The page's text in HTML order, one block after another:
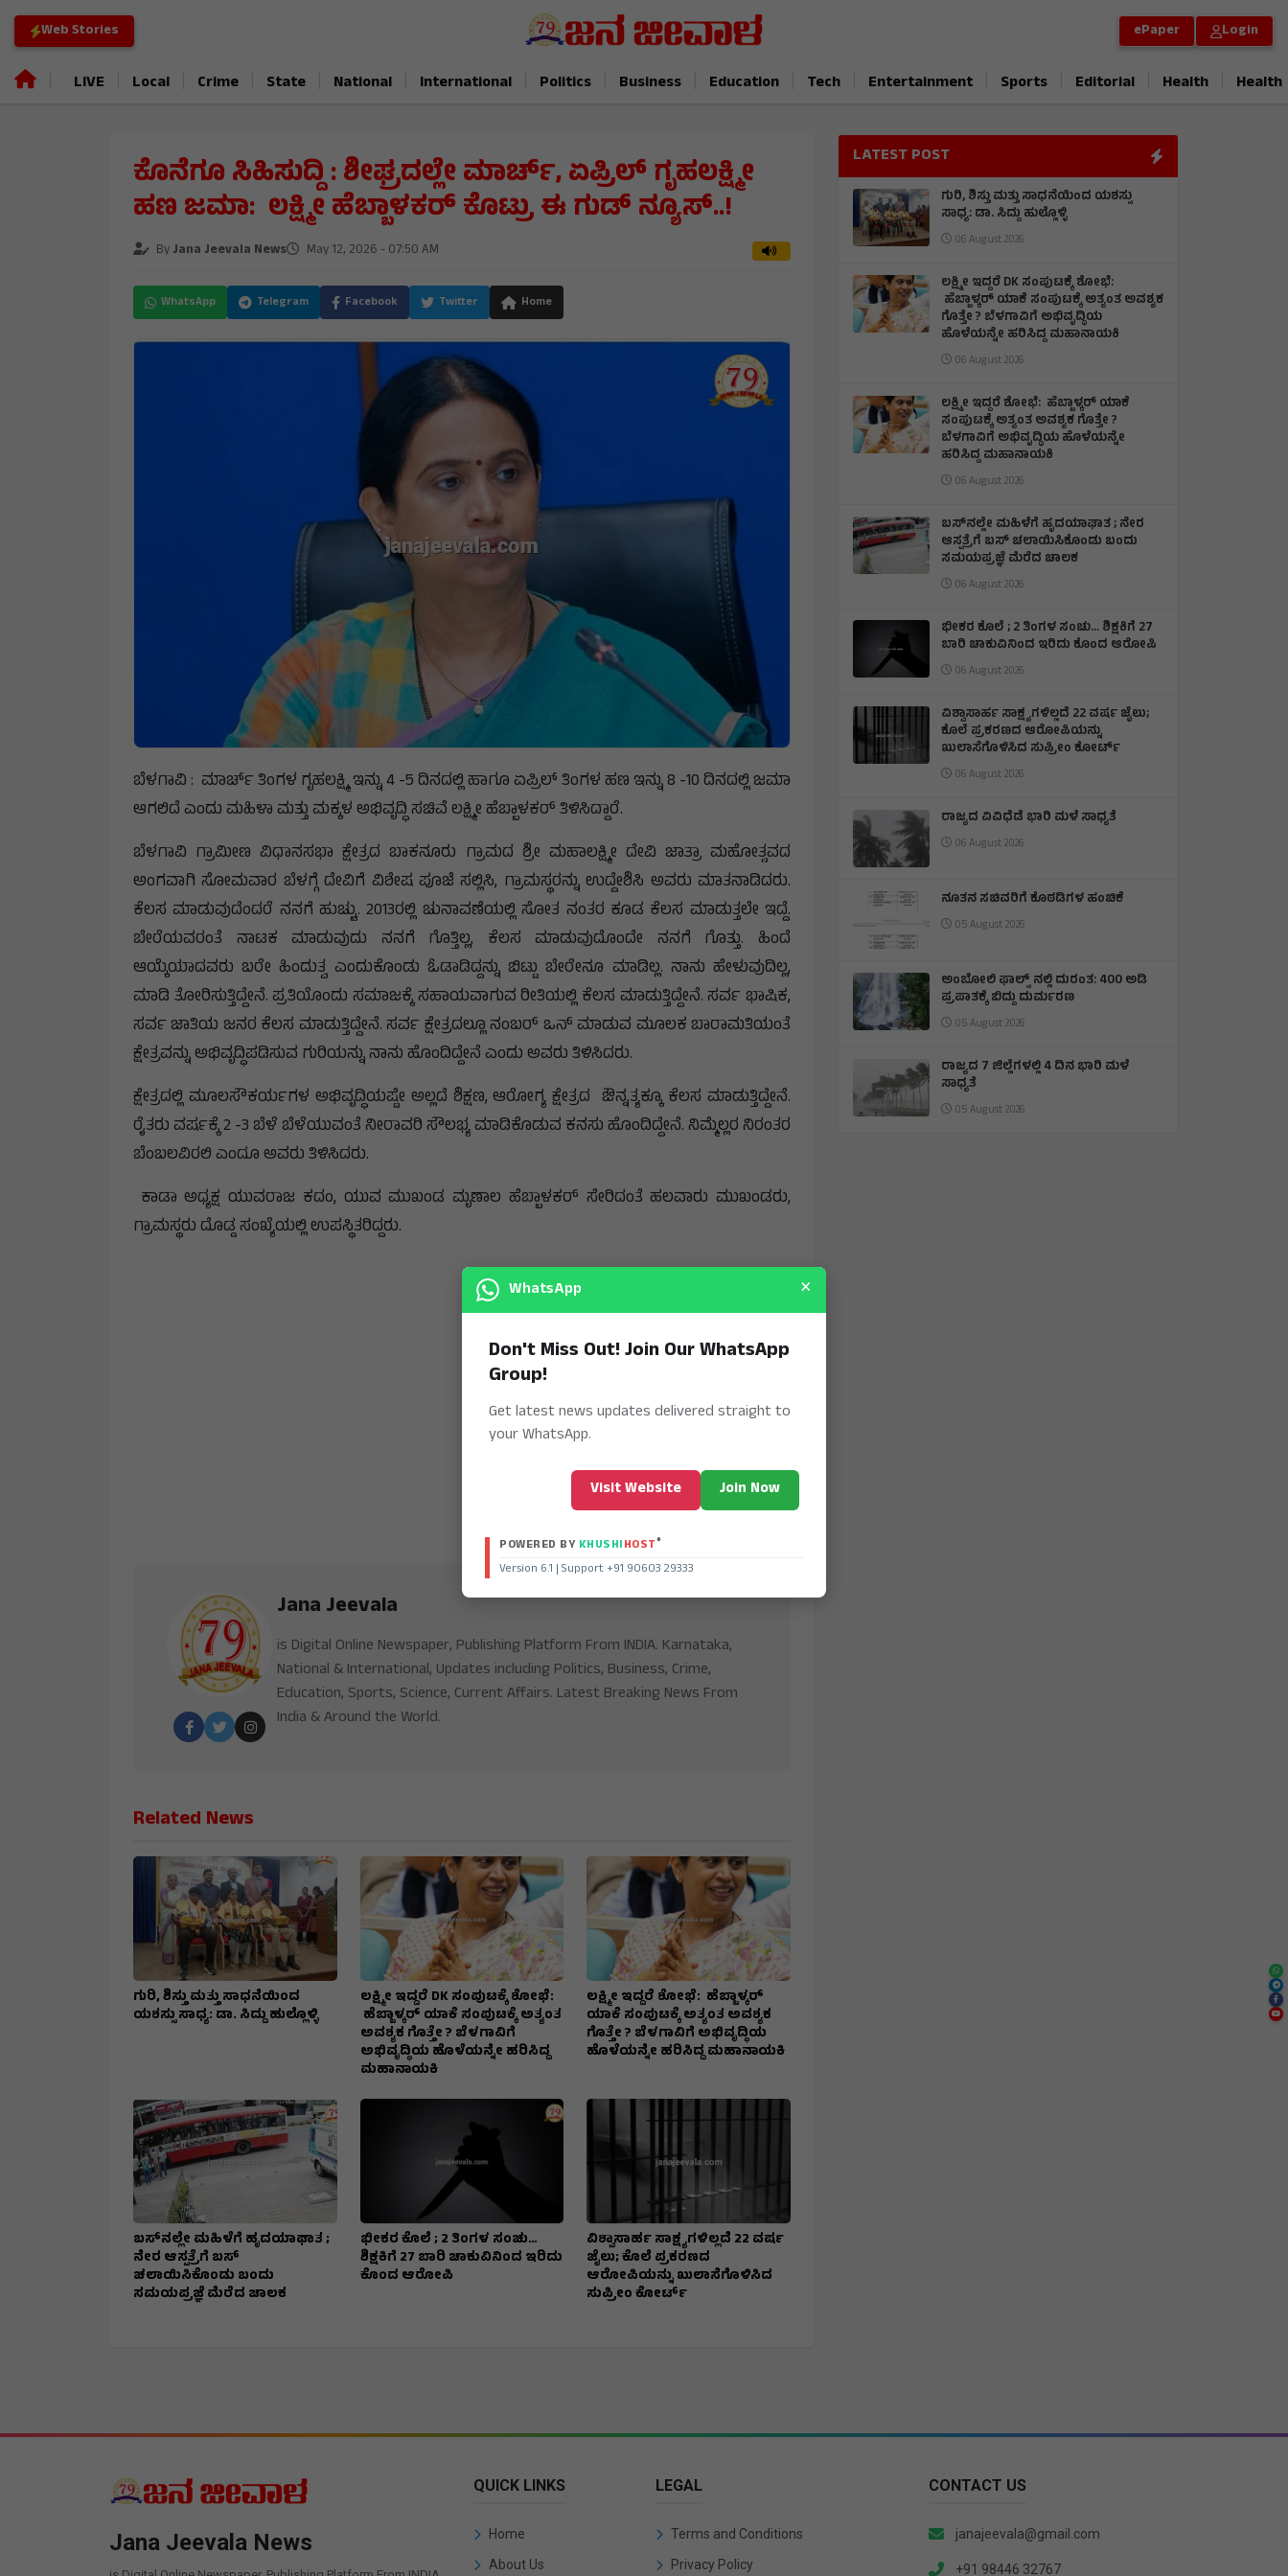
Web Stories ePaper Login
LIVE Local Crime State National International Politics Business Education Tech Entertainment Sports Editorial Health Health
ಕೊನೆಗೂ ಸಿಹಿಸುದ್ದಿ : ಶೀಘ್ರದಲ್ಲೇ ಮಾರ್ಚ್, ಏಪ್ರಿಲ್ ಗೃಹಲಕ್ಷ್ಮೀ
ಹಣ ಜಮಾ: ಲಕ್ಷ್ಮೀ ಹೆಬ್ಬಾಳಕರ್ ಕೊಟ್ರು ಈ ಗುಡ್ ನ್ಯೂಸ್..!
ByJana Jeevala News May 12, 2026 - 07:50 AM
WhatsApp Telegram Facebook Twitter Home
ಬೆಳಗಾವಿ : ಮಾರ್ಚ್ ತಿಂಗಳ ಗೃಹಲಕ್ಷ್ಮಿ ಇನ್ನು 4 -5 ದಿನದಲ್ಲಿ ಹಾಗೂ ಏಪ್ರಿಲ್ ತಿಂಗಳ ಹಣ ಇನ್ನು 8 -10 ದಿನದಲ್ಲಿ ಜಮಾ
ಆಗಲಿದೆ ಎಂದು ಮಹಿಳಾ ಮತ್ತು ಮಕ್ಕಳ ಅಭಿವೃದ್ಧಿ ಸಚಿವೆ ಲಕ್ಷ್ಮೀ ಹೆಬ್ಬಾಳಕರ್ ತಿಳಿಸಿದ್ದಾರೆ.
ಬೆಳಗಾವಿ ಗ್ರಾಮೀಣ ವಿಧಾನಸಭಾ ಕ್ಷೇತ್ರದ ಬಾಕನೂರು ಗ್ರಾಮದ ಶ್ರೀ ಮಹಾಲಕ್ಷ್ಮೀ ದೇವಿ ಜಾತ್ರಾ ಮಹೋತ್ಸವದ
ಅಂಗವಾಗಿ ಸೋಮವಾರ ಬೆಳಗ್ಗೆ ದೇವಿಗೆ ವಿಶೇಷ ಪೂಜೆ ಸಲ್ಲಿಸಿ, ಗ್ರಾಮಸ್ಥರನ್ನು ಉದ್ದೇಶಿಸಿ ಅವರು ಮಾತನಾಡಿದರು.
ಕೆಲಸ ಮಾಡುವುದೆಂದರೆ ನನಗೆ ಹುಚ್ಚು. 2013ರಲ್ಲಿ ಚುನಾವಣೆಯಲ್ಲಿ ಸೋತ ನಂತರ ಕೂಡ ಕೆಲಸ ಮಾಡುತ್ತಲೇ ಇದ್ದೆ.
ಬೇರೆಯವರಂತೆ ನಾಟಕ ಮಾಡುವುದು ನನಗೆ ಗೊತ್ತಿಲ್ಲ, ಕೆಲಸ ಮಾಡುವುದೊಂದೇ ನನಗೆ ಗೊತ್ತು. ಹಿಂದೆ
ಆಯ್ಕೆಯಾದವರು ಬರೇ ಹಿಂದುತ್ವ ಎಂದುಕೊಂಡು ಓಡಾಡಿದ್ದನ್ನು ಬಿಟ್ಟು ಬೇರೇನೂ ಮಾಡಿಲ್ಲ. ನಾನು ಹೇಳುವುದಿಲ್ಲ,
ಮಾಡಿ ತೋರಿಸುತ್ತಿದ್ದೇನೆ. ಪ್ರತಿಯೊಂದು ಸಮಾಜಕ್ಕೆ ಸಹಾಯವಾಗುವ ರೀತಿಯಲ್ಲಿ ಕೆಲಸ ಮಾಡುತ್ತಿದ್ದೇನೆ. ಸರ್ವ ಭಾಷಿಕ,
ಸರ್ವ ಜಾತಿಯ ಜನರ ಕೆಲಸ ಮಾಡುತ್ತಿದ್ದೇನೆ. ಸರ್ವ ಕ್ಷೇತ್ರದಲ್ಲೂ ನಂಬರ್ ಒನ್ ಮಾಡುವ ಮೂಲಕ ಬಾರಾಮತಿಯಂತೆ
ಕ್ಷೇತ್ರವನ್ನು ಅಭಿವೃದ್ಧಿಪಡಿಸುವ ಗುರಿಯನ್ನು ನಾನು ಹೊಂದಿದ್ದೇನೆ ಎಂದು ಅವರು ತಿಳಿಸಿದರು.
ಕ್ಷೇತ್ರದಲ್ಲಿ ಮೂಲಸೌಕರ್ಯಗಳ ಅಭಿವೃದ್ಧಿಯಷ್ಟೇ ಅಲ್ಲದೆ ಶಿಕ್ಷಣ, ಆರೋಗ್ಯ ಕ್ಷೇತ್ರದ ಔನ್ನತ್ಯಕ್ಕೂ ಕೆಲಸ ಮಾಡುತ್ತಿದ್ದೇನೆ.
ರೈತರು ವರ್ಷಕ್ಕೆ 2 -3 ಬೆಳೆ ಬೆಳೆಯುವಂತೆ ನೀರಾವರಿ ಸೌಲಭ್ಯ ಮಾಡಿಕೊಡುವ ಕನಸು ಹೊಂದಿದ್ದೇನೆ. ನಿಮ್ಮೆಲ್ಲರ ನಿರಂತರ
ಬೆಂಬಲವಿರಲಿ ಎಂದೂ ಅವರು ತಿಳಿಸಿದರು.
ಕಾಡಾ ಅಧ್ಯಕ್ಷ ಯುವರಾಜ ಕದಂ, ಯುವ ಮುಖಂಡ ಮೃಣಾಲ ಹೆಬ್ಬಾಳಕರ್ ಸೇರಿದಂತೆ ಹಲವಾರು ಮುಖಂಡರು,
ಗ್ರಾಮಸ್ಥರು ದೊಡ್ಡ ಸಂಖ್ಯೆಯಲ್ಲಿ ಉಪಸ್ಥಿತರಿದ್ದರು.
Jana Jeevala
is Digital Online Newspaper, Publishing Platform From INDIA. Karnataka,
National & International, Updates including Politics, Business, Crime,
Education, Sports, Science, Current Affairs. Latest Breaking News From
India & Around the World.
Related News
ಗುರಿ, ಶಿಸ್ತು ಮತ್ತು ಸಾಧನೆಯಿಂದ
ಯಶಸ್ಸು ಸಾಧ್ಯ: ಡಾ. ಸಿದ್ದು ಹುಲ್ಲೊಳ್ಳಿ
ಲಕ್ಷ್ಮೀ ಇದ್ದರೆ DK ಸಂಪುಟಕ್ಕೆ ಶೋಭೆ:
ಹೆಬ್ಬಾಳ್ಕರ್ ಯಾಕೆ ಸಂಪುಟಕ್ಕೆ ಅತ್ಯಂತ
ಅವಶ್ಯಕ ಗೊತ್ತೇ ? ಬೆಳಗಾವಿಗೆ
ಅಭಿವೃದ್ಧಿಯ ಹೊಳೆಯನ್ನೇ ಹರಿಸಿದ್ದ
ಮಹಾನಾಯಕಿ
ಲಕ್ಷ್ಮೀ ಇದ್ದರೆ ಶೋಭೆ: ಹೆಬ್ಬಾಳ್ಕರ್
ಯಾಕೆ ಸಂಪುಟಕ್ಕೆ ಅತ್ಯಂತ ಅವಶ್ಯಕ
ಗೊತ್ತೇ ? ಬೆಳಗಾವಿಗೆ ಅಭಿವೃದ್ಧಿಯ
ಹೊಳೆಯನ್ನೇ ಹರಿಸಿದ್ದ ಮಹಾನಾಯಕಿ
ಬಸ್‌ನಲ್ಲೇ ಮಹಿಳೆಗೆ ಹೃದಯಾಘಾತ ;
ನೇರ ಆಸ್ಪತ್ರೆಗೆ ಬಸ್‌
ಚಲಾಯಿಸಿಕೊಂಡು ಬಂದು
ಸಮಯಪ್ರಜ್ಞೆ ಮೆರೆದ ಚಾಲಕ
ಭೀಕರ ಕೊಲೆ ; 2 ತಿಂಗಳ ಸಂಚು…
ಶಿಕ್ಷಕಿಗೆ 27 ಬಾರಿ ಚಾಕುವಿನಿಂದ ಇರಿದು
ಕೊಂದ ಆರೋಪಿ
ವಿಶ್ವಾಸಾರ್ಹ ಸಾಕ್ಷ್ಯಗಳಿಲ್ಲದೆ 22 ವರ್ಷ
ಜೈಲು; ಕೊಲೆ ಪ್ರಕರಣದ
ಆರೋಪಿಯನ್ನು ಖುಲಾಸೆಗೊಳಿಸಿದ
ಸುಪ್ರೀಂ ಕೋರ್ಟ್
LATEST POST
ಗುರಿ, ಶಿಸ್ತು ಮತ್ತು ಸಾಧನೆಯಿಂದ ಯಶಸ್ಸು
ಸಾಧ್ಯ: ಡಾ. ಸಿದ್ದು ಹುಲ್ಲೊಳ್ಳಿ
06 August 2026
ಲಕ್ಷ್ಮೀ ಇದ್ದರೆ DK ಸಂಪುಟಕ್ಕೆ ಶೋಭೆ:
ಹೆಬ್ಬಾಳ್ಕರ್ ಯಾಕೆ ಸಂಪುಟಕ್ಕೆ ಅತ್ಯಂತ ಅವಶ್ಯಕ
ಗೊತ್ತೇ ? ಬೆಳಗಾವಿಗೆ ಅಭಿವೃದ್ಧಿಯ
ಹೊಳೆಯನ್ನೇ ಹರಿಸಿದ್ದ ಮಹಾನಾಯಕಿ
06 August 2026
ಲಕ್ಷ್ಮೀ ಇದ್ದರೆ ಶೋಭೆ: ಹೆಬ್ಬಾಳ್ಕರ್ ಯಾಕೆ
ಸಂಪುಟಕ್ಕೆ ಅತ್ಯಂತ ಅವಶ್ಯಕ ಗೊತ್ತೇ ?
ಬೆಳಗಾವಿಗೆ ಅಭಿವೃದ್ಧಿಯ ಹೊಳೆಯನ್ನೇ
ಹರಿಸಿದ್ದ ಮಹಾನಾಯಕಿ
06 August 2026
ಬಸ್‌ನಲ್ಲೇ ಮಹಿಳೆಗೆ ಹೃದಯಾಘಾತ ; ನೇರ
ಆಸ್ಪತ್ರೆಗೆ ಬಸ್‌ ಚಲಾಯಿಸಿಕೊಂಡು ಬಂದು
ಸಮಯಪ್ರಜ್ಞೆ ಮೆರೆದ ಚಾಲಕ
06 August 2026
ಭೀಕರ ಕೊಲೆ ; 2 ತಿಂಗಳ ಸಂಚು… ಶಿಕ್ಷಕಿಗೆ 27
ಬಾರಿ ಚಾಕುವಿನಿಂದ ಇರಿದು ಕೊಂದ ಆರೋಪಿ
06 August 2026
ವಿಶ್ವಾಸಾರ್ಹ ಸಾಕ್ಷ್ಯಗಳಿಲ್ಲದೆ 22 ವರ್ಷ ಜೈಲು;
ಕೊಲೆ ಪ್ರಕರಣದ ಆರೋಪಿಯನ್ನು
ಖುಲಾಸೆಗೊಳಿಸಿದ ಸುಪ್ರೀಂ ಕೋರ್ಟ್
06 August 2026
ರಾಜ್ಯದ ವಿವಿಧೆಡೆ ಭಾರಿ ಮಳೆ ಸಾಧ್ಯತೆ
06 August 2026
ನೂತನ ಸಚಿವರಿಗೆ ಕೊಠಡಿಗಳ ಹಂಚಿಕೆ
05 August 2026
ಅಂಬೋಲಿ ಫಾಲ್ಸ್ ನಲ್ಲಿ ದುರಂತ: 400 ಅಡಿ
ಪ್ರಪಾತಕ್ಕೆ ಬಿದ್ದು ದುರ್ಮರಣ
05 August 2026
ರಾಜ್ಯದ 7 ಜಿಲ್ಲೆಗಳಲ್ಲಿ 4 ದಿನ ಭಾರಿ ಮಳೆ
ಸಾಧ್ಯತೆ
05 August 2026
Jana Jeevala News
QUICK LINKS
Home
About Us
LEGAL
Terms and Conditions
Privacy Policy
CONTACT US
janajeevala@gmail.com
+91 98446 32767
WhatsApp ×
Don't Miss Out! Join Our WhatsApp
Group!
Get latest news updates delivered straight to
your WhatsApp.
Visit Website Join Now
POWERED BY KHUSHIHOST®
Version 6.1 | Support +91 90603 29333